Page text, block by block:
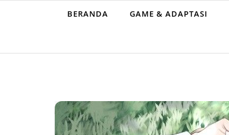
BERANDA GAME & ADAPTASI